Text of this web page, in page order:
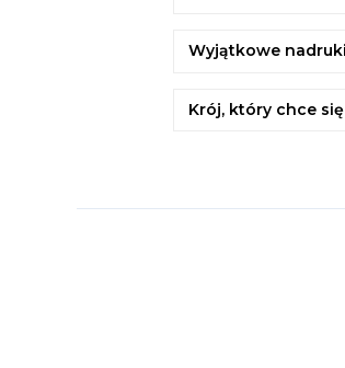
Wyjątkowe nadruki
Krój, który chce